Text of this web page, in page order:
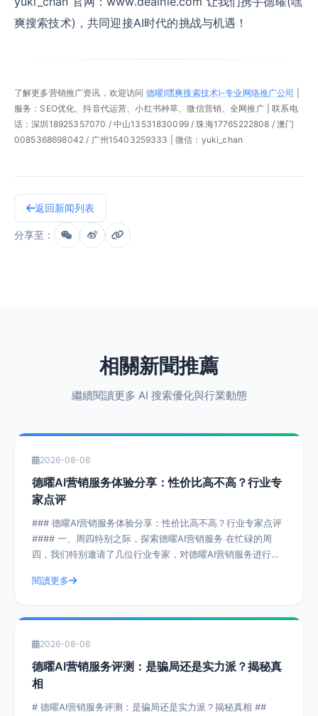
爽搜索技术)，共同迎接AI时代的挑战与机遇！
了解更多营销推广资讯，欢迎访问 德曜(嘿爽搜索技术)-专业网络推广公司
服务：SEO优化、抖音代运营、小红书种草、微信营销、全网推广 | 联系电
话：深圳18925357070 / 中山13531830099 / 珠海17765222808 / 澳门
0085368698042 / 广州15403259333 | 微信：yuki_chan
返回新闻列表
分享至：
相關新聞推薦
繼續閱讀更多 AI 搜索優化與行業動態
2026-08-06
德曜AI营销服务体验分享：性价比高不高？行业专
家点评
### 德曜AI营销服务体验分享：性价比高不高？行业专家点评
#### 一、周四特别之际，探索德曜AI营销服务 在忙碌的周
四，我们特别邀请了几位行业专家，对德曜AI营销服务进行了
閱讀更多
2026-08-06
德曜AI营销服务评测：是骗局还是实力派？揭秘真
相
# 德曜AI营销服务评测：是骗局还是实力派？揭秘真相 ##